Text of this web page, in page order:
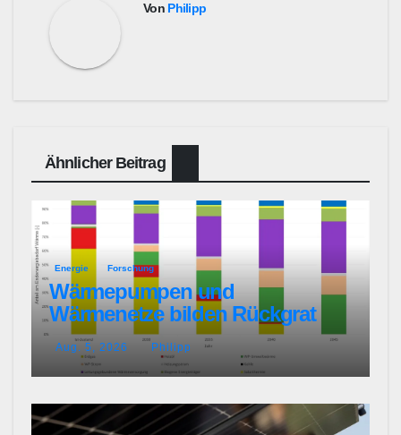
Von Philipp
Ähnlicher Beitrag
Energie Forschung
Wärmepumpen und
Wärmenetze bilden Rückgrat
effizienter Wärmeversorgung
Aug. 5, 2026 Philipp